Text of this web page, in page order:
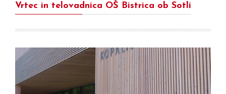
Vrtec in telovadnica OŠ Bistrica ob Sotli